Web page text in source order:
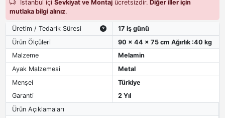
İstanbul içi Sevkiyat ve Montajücretsizdir. Diğer iller için
mutlaka bilgi alınız.
Üretim / Tedarik Süresi
17 iş günü
Ürün Ölçüleri
90 x 44 x 75 cm Ağırlık :40 kg
Malzeme
Melamin
Ayak Malzemesi
Metal
Menşei
Türkiye
Garanti
2 Yıl
Ürün Açıklamaları